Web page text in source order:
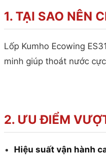
1. TẠI SAO NÊN
Lốp Kumho Ecowing
minh giúp thoát nước
2. ƯU ĐIỂM
Hiệu suất vận hành